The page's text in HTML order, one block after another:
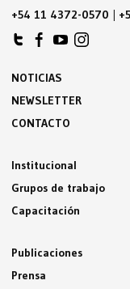
+54 11 4372-0570 |
NOTICIAS
NEWSLETTER
CONTACTO
Institucional
Grupos de trabajo
Capacitación
Publicaciones
Prensa